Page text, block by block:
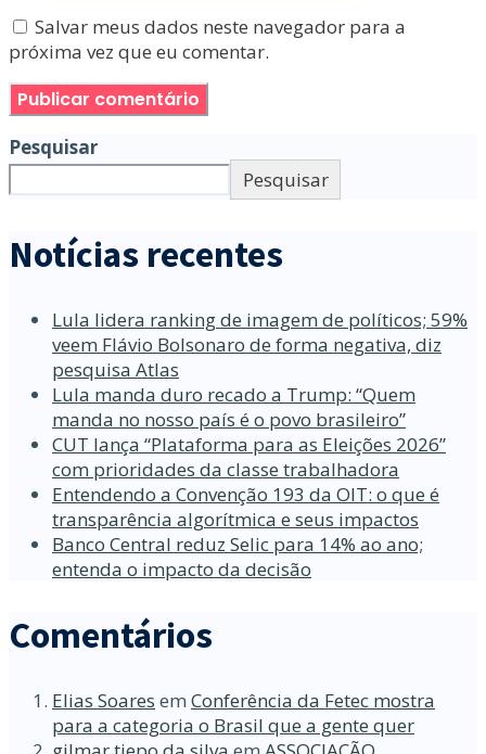
Salvar meus dados neste navegador para a
próxima vez que eu comentar.
Pesquisar
Pesquisar
Notícias recentes
Lula lidera ranking de imagem de políticos; 59%
veem Flávio Bolsonaro de forma negativa, diz
pesquisa Atlas
Lula manda duro recado a Trump: “Quem
manda no nosso país é o povo brasileiro”
CUT lança “Plataforma para as Eleições 2026”
com prioridades da classe trabalhadora
Entendendo a Convenção 193 da OIT: o que é
transparência algorítmica e seus impactos
Banco Central reduz Selic para 14% ao ano;
entenda o impacto da decisão
Comentários
Elias Soares em Conferência da Fetec mostra
para a categoria o Brasil que a gente quer